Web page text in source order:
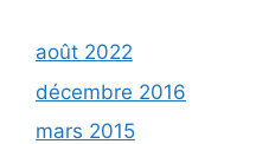
août 2022
décembre 2016
mars 2015